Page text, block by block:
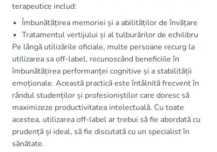
terapeutice includ:
Îmbunătățirea memoriei și a abilităților de învățare
Tratamentul vertijului și al tulburărilor de echilibru
Pe lângă utilizările oficiale, multe persoane recurg la
utilizarea sa off-label, recunoscând beneficiile în
îmbunătățirea performanței cognitive și a stabilității
emoționale. Această practică este întâlnită frecvent în
rândul studenților și profesioniștilor care doresc să
maximizeze productivitatea intelectuală. Cu toate
acestea, utilizarea off-label ar trebui să fie abordată cu
prudență și ideal, să fie discutată cu un specialist în
sănătate.